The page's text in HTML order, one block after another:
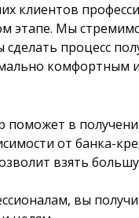
клиентов
этапе. Мы
процесс
комфортным
в
от банка-
взять
вы